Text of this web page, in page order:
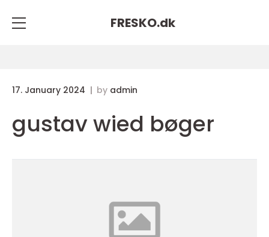
FRESKO.dk
17. January 2024 by admin
gustav wied bøger